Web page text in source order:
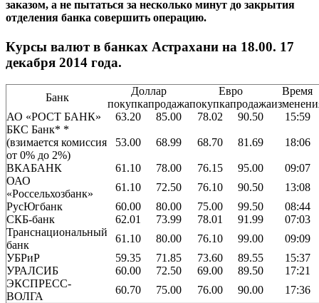
заказом, а не пытаться за несколько минут до закрытия
отделения банка совершить операцию.
Курсы валют в банках Астрахани на 18.00. 17
декабря 2014 года.
Банк
Доллар Евро
Время
покупкапродажапокупкапродажа
АО «РОСТ БАНК»
63.20 85.00 78.02 90.50
15:59
БКС Банк* *
(взимается комиссия
от 0% до 2%)
53.00 68.99 68.70 81.69 18:06
ВКАБАНК 61.10 78.00 76.15 95.00
09:07
ОАО
«Россельхозбанк»
61.10 72.50 76.10 90.50
13:08
РусЮгбанк
60.00 80.00 75.00 99.50
08:44
СКБ-банк
62.01 73.99 78.01 91.99
07:03
Транснациональный
банк
61.10 80.00 76.10 99.00
09:09
УБРиР
59.35 71.85 73.60 89.55
15:37
УРАЛСИБ
60.00 72.50 69.00 89.50
17:21
ЭКСПРЕСС-
ВОЛГА
60.70 75.00 76.00 90.00 17:36